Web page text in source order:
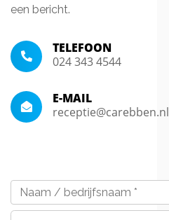
een bericht.
TELEFOON
024 343 4544
E-MAIL
receptie@carebben.nl
Naam
/
bedrijfsnaam *